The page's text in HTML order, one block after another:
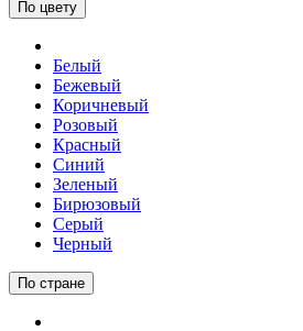
По цвету
Белый
Бежевый
Коричневый
Розовый
Красный
Синий
Зеленый
Бирюзовый
Серый
Черный
По стране